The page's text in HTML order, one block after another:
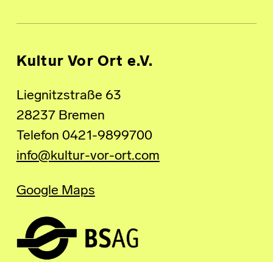
Kultur Vor Ort e.V.
Liegnitzstraße 63
28237 Bremen
Telefon 0421-9899700
info@kultur-vor-ort.com
Google Maps